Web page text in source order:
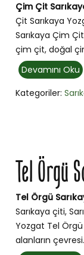
Çim Çit
Çit Sarıkaya
Sarıkaya Çim
çim çit, doğal
Devamını Oku
Kategoriler:
Tel Örgü
Tel Örgü
Sarıkaya çiti,
Yozgat Tel
alanların